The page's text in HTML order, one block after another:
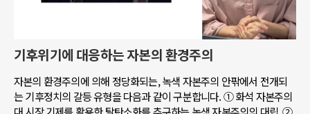
기후위기에 대응하는 자본의 환경주의
자본의 환경주의에 의해 정당화되는, 녹색 자본주의 안팎에서 전개되
는 기후정치의 갈등 유형을 다음과 같이 구분합니다. ① 화석 자본주의
대 시장 기제를 활용한 탈탄소화를 추구하는 녹색 자본주의의 대립, ②